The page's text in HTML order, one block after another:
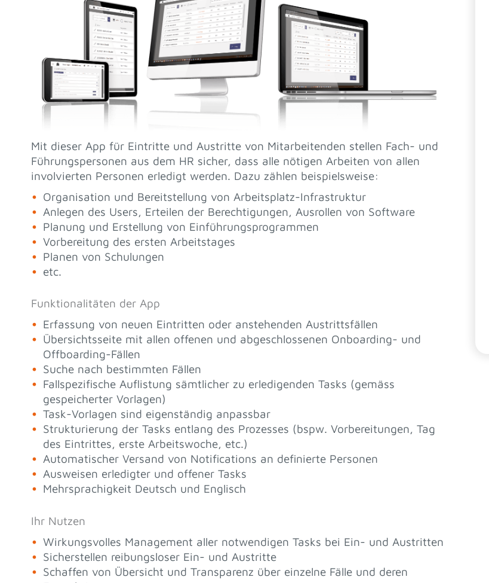
Mit dieser App für Eintritte und Austritte von Mitarbeitenden stellen Fach- und
Führungspersonen aus dem HR sicher, dass alle nötigen Arbeiten von allen
involvierten Personen erledigt werden. Dazu zählen beispielsweise:
Organisation und Bereitstellung von Arbeitsplatz-Infrastruktur
Anlegen des Users, Erteilen der Berechtigungen, Ausrollen von Software
Planung und Erstellung von Einführungsprogrammen
Vorbereitung des ersten Arbeitstages
Planen von Schulungen
etc.
Funktionalitäten der App
Erfassung von neuen Eintritten oder anstehenden Austrittsfällen
Übersichtsseite mit allen offenen und abgeschlossenen Onboarding- und
Offboarding-Fällen
Suche nach bestimmten Fällen
Fallspezifische Auflistung sämtlicher zu erledigenden Tasks (gemäss
gespeicherter Vorlagen)
Task-Vorlagen sind eigenständig anpassbar
Strukturierung der Tasks entlang des Prozesses (bspw. Vorbereitungen, Tag
des Eintrittes, erste Arbeitswoche, etc.)
Automatischer Versand von Notifications an definierte Personen
Ausweisen erledigter und offener Tasks
Mehrsprachigkeit Deutsch und Englisch
Ihr Nutzen
Wirkungsvolles Management aller notwendigen Tasks bei Ein- und Austritten
Sicherstellen reibungsloser Ein- und Austritte
Schaffen von Übersicht und Transparenz über einzelne Fälle und deren